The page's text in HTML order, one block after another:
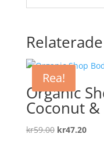
Rea!
Organic
Coconut
kr59.00 Det
kr47.20Det